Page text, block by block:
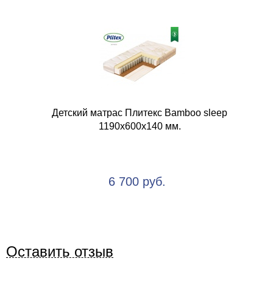
Детский матрас Плитекс Bamboo sleep
1190х600х140 мм.
6 700 руб.
Оставить отзыв